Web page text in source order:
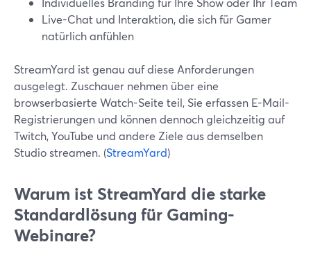
Live-Chat und Interaktion, die sich für Gamer
natürlich anfühlen
StreamYard ist genau auf diese Anforderungen
ausgelegt. Zuschauer nehmen über eine
browserbasierte Watch-Seite teil, Sie erfassen E-Mail-
Registrierungen und können dennoch gleichzeitig auf
Twitch, YouTube und andere Ziele aus demselben
Studio streamen. (StreamYard)
Warum ist StreamYard die starke
Standardlösung für Gaming-
Webinare?